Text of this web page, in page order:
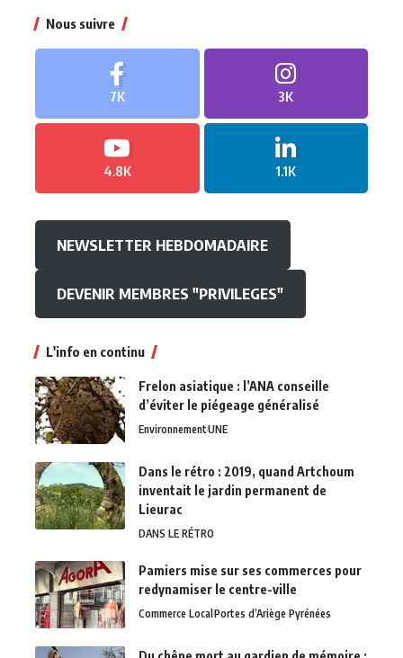
Nous suivre
7K 3K
4.8K 1.1K
NEWSLETTER HEBDOMADAIRE
DEVENIR MEMBRES "PRIVILEGES"
L'info en continu
Frelon asiatique : l’ANA conseille
d’éviter le piégeage généralisé
EnvironnementUNE
Dans le rétro : 2019, quand Artchoum
inventait le jardin permanent de
Lieurac
DANS LE RÉTRO
Pamiers mise sur ses commerces pour
redynamiser le centre-ville
Commerce LocalPortes d’Ariège Pyrénées